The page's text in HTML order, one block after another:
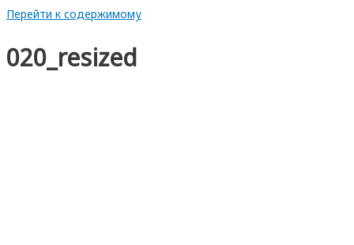
Перейти к содержимому
020_resized